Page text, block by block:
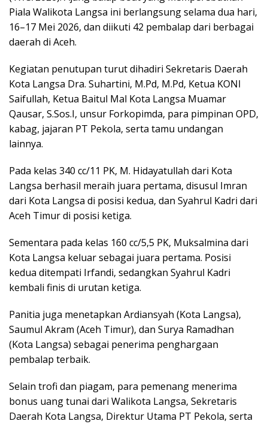
Piala Walikota Langsa ini berlangsung selama dua hari,
16–17 Mei 2026, dan diikuti 42 pembalap dari berbagai
daerah di Aceh.
Kegiatan penutupan turut dihadiri Sekretaris Daerah
Kota Langsa Dra. Suhartini, M.Pd, M.Pd, Ketua KONI
Saifullah, Ketua Baitul Mal Kota Langsa Muamar
Qausar, S.Sos.I, unsur Forkopimda, para pimpinan OPD,
kabag, jajaran PT Pekola, serta tamu undangan
lainnya.
Pada kelas 340 cc/11 PK, M. Hidayatullah dari Kota
Langsa berhasil meraih juara pertama, disusul Imran
dari Kota Langsa di posisi kedua, dan Syahrul Kadri dari
Aceh Timur di posisi ketiga.
Sementara pada kelas 160 cc/5,5 PK, Muksalmina dari
Kota Langsa keluar sebagai juara pertama. Posisi
kedua ditempati Irfandi, sedangkan Syahrul Kadri
kembali finis di urutan ketiga.
Panitia juga menetapkan Ardiansyah (Kota Langsa),
Saumul Akram (Aceh Timur), dan Surya Ramadhan
(Kota Langsa) sebagai penerima penghargaan
pembalap terbaik.
Selain trofi dan piagam, para pemenang menerima
bonus uang tunai dari Walikota Langsa, Sekretaris
Daerah Kota Langsa, Direktur Utama PT Pekola, serta